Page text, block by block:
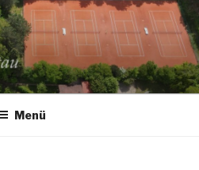
Menü